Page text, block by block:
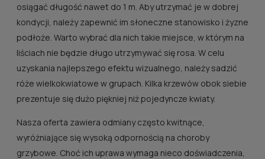
osiągać długość nawet do 1 m. Aby utrzymać je w dobrej
kondycji, należy zapewnić im słoneczne stanowisko i żyzne
podłoże. Warto wybrać dla nich takie miejsce, w którym na
liściach nie będzie długo utrzymywać się rosa. W celu
uzyskania najlepszego efektu wizualnego, należy sadzić
róże wielkokwiatowe w grupach. Kilka krzewów obok siebie
prezentuje się dużo piękniej niż pojedyncze kwiaty.
Nasza oferta zawiera odmiany często kwitnące,
wyróżniające się wysoką odpornością na choroby
grzybowe. Choć ich uprawa wymaga nieco doświadczenia,